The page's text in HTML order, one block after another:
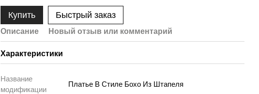
Купить Быстрый заказ
Описание Новый отзыв или комментарий
Характеристики
Название
модификации
Платье В Стиле Бохо Из Штапеля